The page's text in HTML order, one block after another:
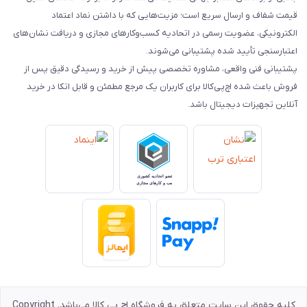
قیمت شفاف و ارسال سریع است؛ مزیت‌هایی که با داشتن نماد اعتماد
الکترونیکی، عضویت رسمی در اتحادیه کسب‌وکارهای مجازی و دریافت نشان‌های
اعتبارسنجی تأیید شده پشتیبانی می‌شوند.
پشتیبانی فنی واقعی، مشاوره تخصصی پیش از خرید و رسیدگی دقیق پس از
فروش باعث شده اچ‌پی‌کالا برای کاربران یک مرجع مطمئن و قابل اتکا در خرید
آنلاین تجهیزات دیجیتال باشد.